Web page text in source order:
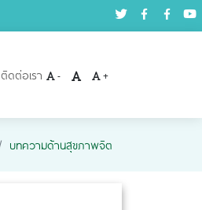
ติดต่อเรา - +
บทความด้านสุขภาพจิต